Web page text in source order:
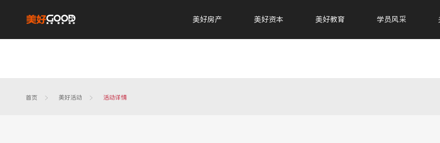
美好房产 美好资本 美好教育 学员风采
首页 美好活动 活动详情